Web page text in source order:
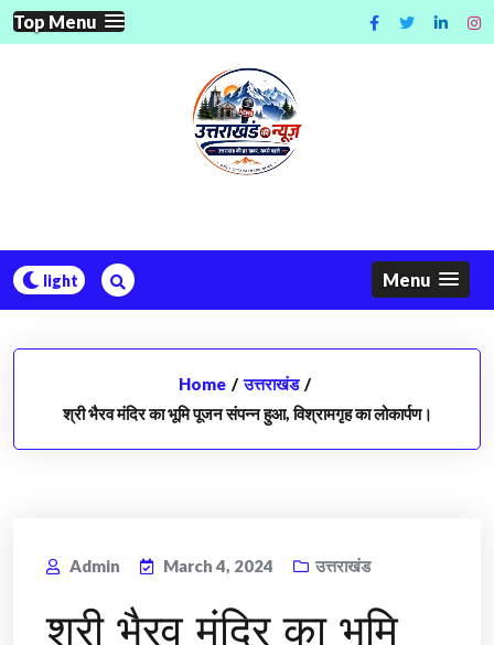
Skip
to
Top Menu
Menu
Home / उत्तराखंड /
श्री भैरव मंदिर का भूमि पूजन संपन्न हुआ, विश्रामगृह का लोकार्पण।
Admin March 4, 2024 उत्तराखंड
श्री भैरव मंदिर का भूमि